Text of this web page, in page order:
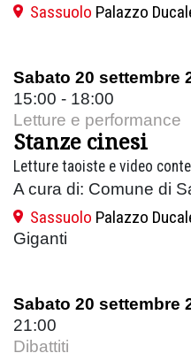
Sassuolo Palazzo
Sabato 20 settembre
15:00 - 18:00
Letture e performance
Stanze cinesi
Letture taoiste e video
A cura di: Comune di
Sassuolo Palazzo
Giganti
Sabato 20 settembre
21:00
Dibattiti